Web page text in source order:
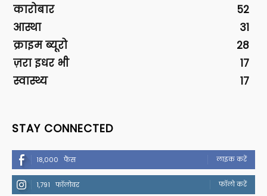
कारोबार
52
आस्था
31
क्राइम ब्यूरो
28
ज़रा इधर भी
17
स्वास्थ्य
17
STAY CONNECTED
18,000 फैंस लाइक करें
1,791 फॉलोवर फॉलो करें